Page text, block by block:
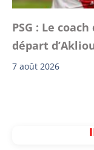
PSG : Le
départ
7 août 2026